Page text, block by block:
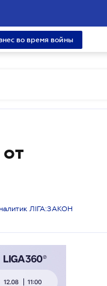
во время войны
ЛІГА:ЗАКОН